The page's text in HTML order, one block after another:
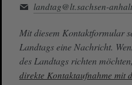
landtag@lt.sachsen-
Mit diesem Kontaktformular
Landtags eine Nachricht.
des Landtags richten
direkte Kontaktaufnahme mit